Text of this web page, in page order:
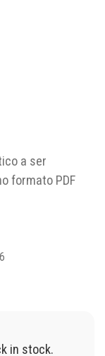
a ser
formato PDF
in stock.